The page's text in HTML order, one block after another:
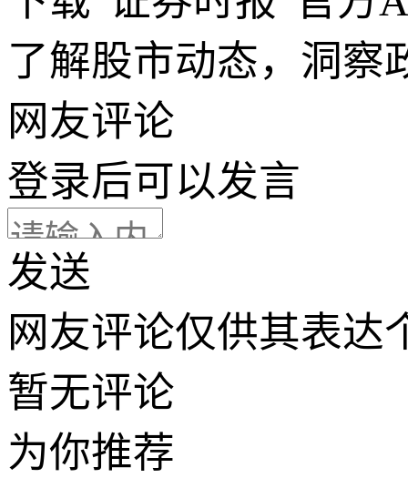
了解股市动态，洞察
网友评论
登录后可以发言
发送
网友评论仅供其表达
暂无评论
为你推荐